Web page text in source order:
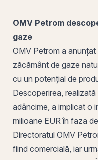
OMV Petrom
gaze
OMV Petrom a
zăcământ de gaze
cu un potențial de
Descoperirea, realizată
adâncime, a implicat o
milioane EUR în faza
Directoratul OMV
fiind comercială, iar